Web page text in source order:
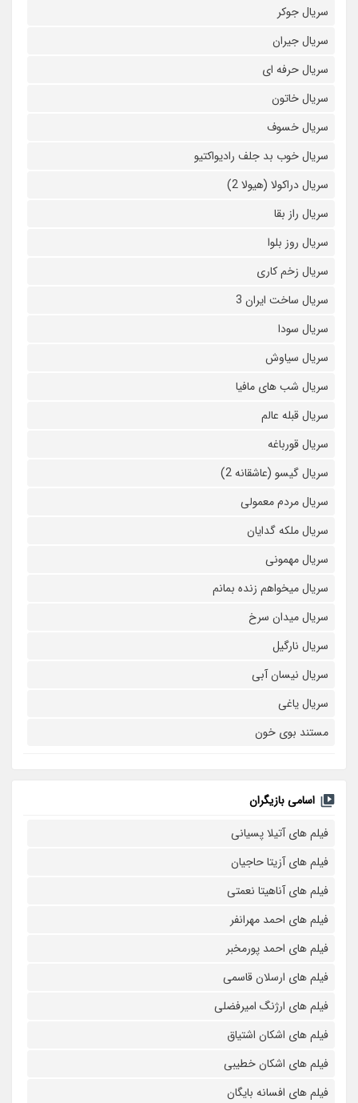
سریال جوکر
سریال جیران
سریال حرفه ای
سریال خاتون
سریال خسوف
سریال خوب بد جلف رادیواکتیو
سریال دراکولا (هیولا 2)
سریال راز بقا
سریال روز بلوا
سریال زخم کاری
سریال ساخت ایران 3
سریال سودا
سریال سیاوش
سریال شب های مافیا
سریال قبله عالم
سریال قورباغه
سریال گیسو (عاشقانه 2)
سریال مردم معمولی
سریال ملکه گدایان
سریال مهمونی
سریال میخواهم زنده بمانم
سریال میدان سرخ
سریال نارگیل
سریال نیسان آبی
سریال یاغی
مستند بوی خون
اسامی بازیگران
فیلم های آتیلا پسیانی
فیلم های آزیتا حاجیان
فیلم های آناهیتا نعمتی
فیلم های احمد مهرانفر
فیلم های احمد پورمخبر
فیلم های ارسلان قاسمی
فیلم های ارژنگ امیرفضلی
فیلم های اشکان اشتیاق
فیلم های اشکان خطیبی
فیلم های افسانه بایگان